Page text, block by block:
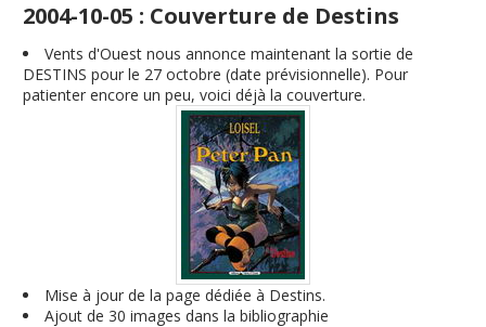
2004-10-05 : Couverture de Destins
Vents d'Ouest nous annonce maintenant la sortie de
DESTINS pour le 27 octobre (date prévisionnelle). Pour
patienter encore un peu, voici déjà la couverture.
Mise à jour de la page dédiée à Destins.
Ajout de 30 images dans la bibliographie